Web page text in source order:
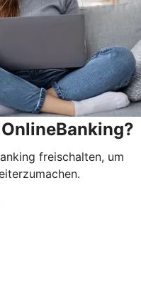
freischalten, um